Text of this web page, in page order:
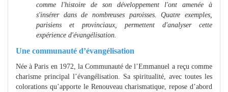
comme l'histoire de son développement l'ont amenée à
s'insérer dans de nombreuses paroisses.
Quatre exemples,
parisiens et provinciaux, permettent d'analyser cette
expérience d'évangélisation.
Une communauté d’évangélisation
Née à Paris en 1972, la Communauté de l’Emmanuel a reçu comme
charisme principal l’évangélisation. Sa spiritualité, avec toutes les
colorations qu’apporte le Renouveau charismatique, repose d’abord